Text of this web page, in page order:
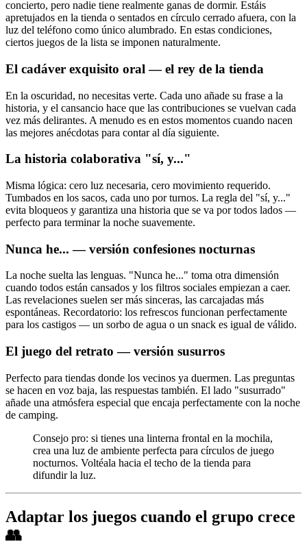
concierto, pero nadie tiene realmente ganas de dormir. Estáis
apretujados en la tienda o sentados en círculo cerrado afuera, con la
luz del teléfono como único alumbrado. En estas condiciones,
ciertos juegos de la lista se imponen naturalmente.
El cadáver exquisito oral — el rey de la tienda
En la oscuridad, no necesitas verte. Cada uno añade su frase a la
historia, y el cansancio hace que las contribuciones se vuelvan cada
vez más delirantes. A menudo es en estos momentos cuando nacen
las mejores anécdotas para contar al día siguiente.
La historia colaborativa "sí, y..."
Misma lógica: cero luz necesaria, cero movimiento requerido.
Tumbados en los sacos, cada uno por turnos. La regla del "sí, y..."
evita bloqueos y garantiza una historia que se va por todos lados —
perfecto para terminar la noche suavemente.
Nunca he... — versión confesiones nocturnas
La noche suelta las lenguas. "Nunca he..." toma otra dimensión
cuando todos están cansados y los filtros sociales empiezan a caer.
Las revelaciones suelen ser más sinceras, las carcajadas más
espontáneas. Recordatorio: los refrescos funcionan perfectamente
para los castigos — un sorbo de agua o un snack es igual de válido.
El juego del retrato — versión susurros
Perfecto para tiendas donde los vecinos ya duermen. Las preguntas
se hacen en voz baja, las respuestas también. El lado "susurrado"
añade una atmósfera especial que encaja perfectamente con la noche
de camping.
Consejo pro: si tienes una linterna frontal en la mochila,
crea una luz de ambiente perfecta para círculos de juego
nocturnos. Voltéala hacia el techo de la tienda para
difundir la luz.
Adaptar los juegos cuando el grupo crece
👥